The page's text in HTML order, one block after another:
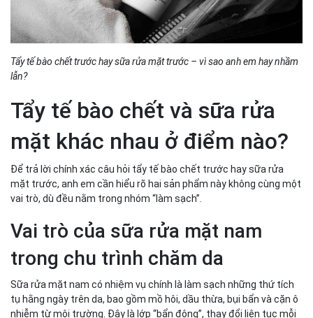
Tẩy tế bào chết trước hay sữa rửa mặt trước – vì sao anh em hay nhầm
lẫn?
Tẩy tế bào chết và sữa rửa
mặt khác nhau ở điểm nào?
Để trả lời chính xác câu hỏi tẩy tế bào chết trước hay sữa rửa
mặt trước, anh em cần hiểu rõ hai sản phẩm này không cùng một
vai trò, dù đều nằm trong nhóm “làm sạch”.
Vai trò của sữa rửa mặt nam
trong chu trình chăm da
Sữa rửa mặt nam có nhiệm vụ chính là làm sạch những thứ tích
tụ hằng ngày trên da, bao gồm mồ hôi, dầu thừa, bụi bẩn và cặn ô
nhiễm từ môi trường. Đây là lớp “bẩn động”, thay đổi liên tục mỗi